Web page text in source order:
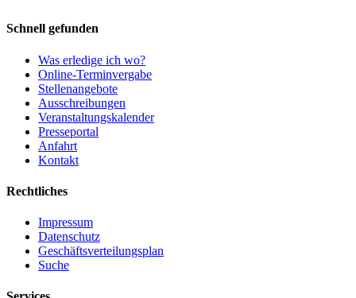
Schnell gefunden
Was erledige ich wo?
Online-Terminvergabe
Stellenangebote
Ausschreibungen
Veranstaltungskalender
Presseportal
Anfahrt
Kontakt
Rechtliches
Impressum
Datenschutz
Geschäftsverteilungsplan
Suche